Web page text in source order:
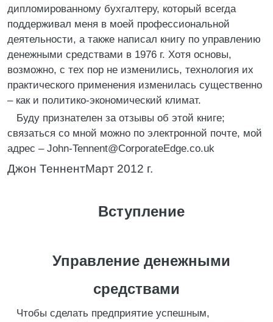
дипломированному бухгалтеру, который всегда
поддерживал меня в моей профессиональной
деятельности, а также написал книгу по управлению
денежными средствами в 1976 г. Хотя основы,
возможно, с тех пор не изменились, технология их
практического применения изменилась существенно
– как и политико-экономический климат.
Буду признателен за отзывы об этой книге;
связаться со мной можно по электронной почте, мой
адрес – John-Tennent@CorporateEdge.co.uk
Джон ТеннентМарт 2012 г.
Вступление
Управление денежными
средствами
Чтобы сделать предприятие успешным,